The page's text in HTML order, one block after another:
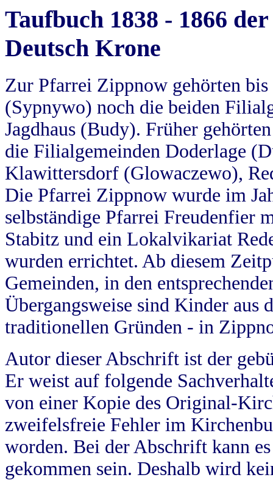
Taufbuch 1838 - 1866
Deutsch Krone
Zur Pfarrei Zippnow gehörten
(Sypnywo) noch die beiden
Jagdhaus (Budy). Früher
die Filialgemeinden Doderlage
Klawittersdorf (Glowaczewo),
Die Pfarrei Zippnow wurde im
selbständige Pfarrei Freudenfier
Stabitz und ein Lokalvikariat
wurden errichtet. Ab diesem
Gemeinden, in den
Übergangsweise sind Kinder aus
traditionellen Gründen - in
Autor dieser Abschrift ist der
Er weist auf folgende
von einer Kopie des Original-
zweifelsfreie Fehler im
worden. Bei der Abschrift kann
gekommen sein. Deshalb wird